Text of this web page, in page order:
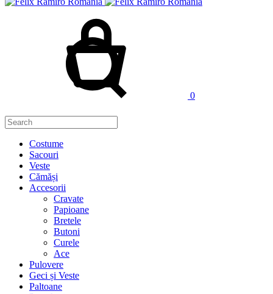
0
Costume
Sacouri
Veste
Cămăși
Accesorii
Cravate
Papioane
Bretele
Butoni
Curele
Ace
Pulovere
Geci și Veste
Paltoane